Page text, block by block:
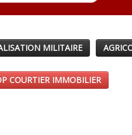
MILITAIRE
COURTIER IMMOBILIER